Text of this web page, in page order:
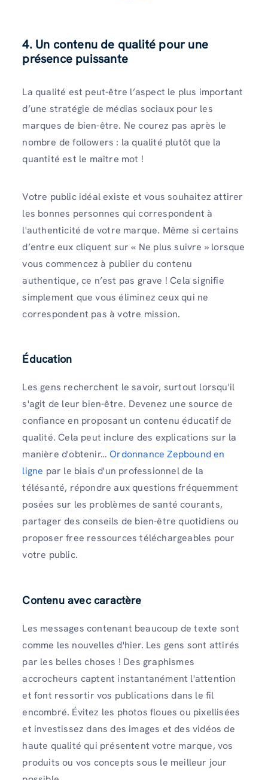
4. Un contenu de qualité pour une
présence puissante
La qualité est peut-être l’aspect le plus important
d’une stratégie de médias sociaux pour les
marques de bien-être. Ne courez pas après le
nombre de followers : la qualité plutôt que la
quantité est le maître mot !
Votre public idéal existe et vous souhaitez attirer
les bonnes personnes qui correspondent à
l'authenticité de votre marque. Même si certains
d’entre eux cliquent sur « Ne plus suivre » lorsque
vous commencez à publier du contenu
authentique, ce n’est pas grave ! Cela signifie
simplement que vous éliminez ceux qui ne
correspondent pas à votre mission.
Éducation
Les gens recherchent le savoir, surtout lorsqu'il
s'agit de leur bien-être. Devenez une source de
confiance en proposant un contenu éducatif de
qualité. Cela peut inclure des explications sur la
manière d'obtenir…Ordonnance Zepbound en
ligne par le biais d'un professionnel de la
télésanté, répondre aux questions fréquemment
posées sur les problèmes de santé courants,
partager des conseils de bien-être quotidiens ou
proposer free ressources téléchargeables pour
votre public.
Contenu avec caractère
Les messages contenant beaucoup de texte sont
comme les nouvelles d'hier. Les gens sont attirés
par les belles choses ! Des graphismes
accrocheurs captent instantanément l'attention
et font ressortir vos publications dans le fil
encombré. Évitez les photos floues ou pixellisées
et investissez dans des images et des vidéos de
haute qualité qui présentent votre marque, vos
produits ou vos concepts sous le meilleur jour